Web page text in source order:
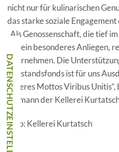
nicht nur für kulinarischen
das starke soziale
„Als Genossenschaft, die tief
uns ein besonderes Anliegen,
übernehmen. Die
Notstandsfonds ist für uns
unseres Mottos Viribus
Obmann der Kellerei
Foto: Kellerei Kurtatsch